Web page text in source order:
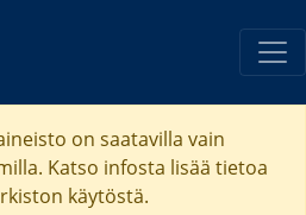
on saatavilla vain
Katso infosta lisää tietoa
käytöstä.